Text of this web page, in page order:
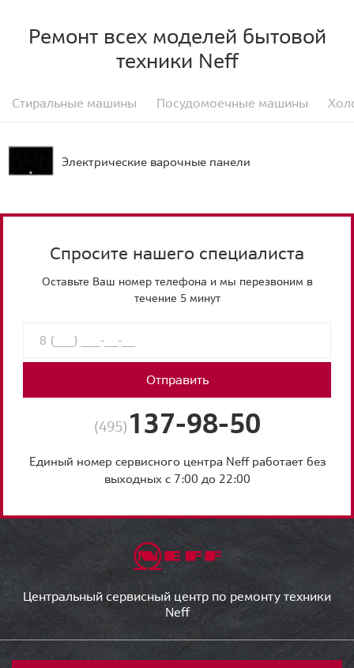
Ремонт всех моделей бытовой
техники Neff
Стиральные машины Посудомоечные машины
Электрические варочные панели
Спросите нашего специалиста
Оставьте Ваш номер телефона и мы перезвоним в
течение 5 минут
Отправить
(495) 137-98-50
Единый номер сервисного центра Neff работает без
выходных с 7:00 до 22:00
Центральный сервисный центр по ремонту техники
Neff